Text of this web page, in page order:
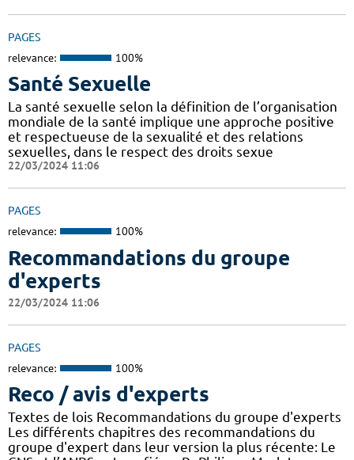
PAGES
relevance: 100%
Santé Sexuelle
La santé sexuelle selon la définition de l’organisation
mondiale de la santé implique une approche positive
et respectueuse de la sexualité et des relations
sexuelles, dans le respect des droits sexue
22/03/2024 11:06
PAGES
relevance: 100%
Recommandations du groupe
d'experts
22/03/2024 11:06
PAGES
relevance: 100%
Reco / avis d'experts
Textes de lois Recommandations du groupe d'experts
Les différents chapitres des recommandations du
groupe d'expert dans leur version la plus récente: Le